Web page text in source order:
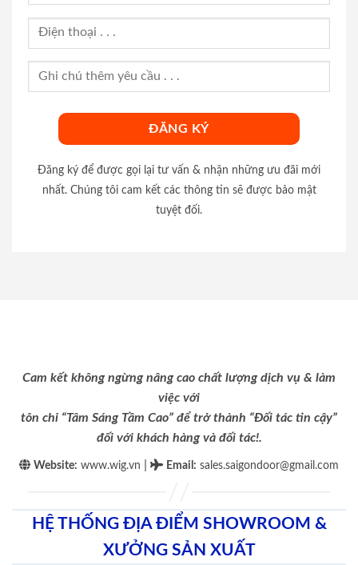
Đăng ký để được gọi lại tư vấn & nhận những ưu đãi mới
nhất. Chúng tôi cam kết các thông tin sẽ được bảo mật
tuyệt đối.
Cam kết không ngừng nâng cao chất lượng dịch vụ & làm
việc với
tôn chỉ “Tâm Sáng Tầm Cao” để trở thành “Đối tác tin cậy”
đối với khách hàng và đối tác!.
Website: www.wig.vn Email : sales.saigondoor@gmail.com
HỆ THỐNG ĐỊA ĐIỂM SHOWROOM &
XƯỞNG SẢN XUẤT